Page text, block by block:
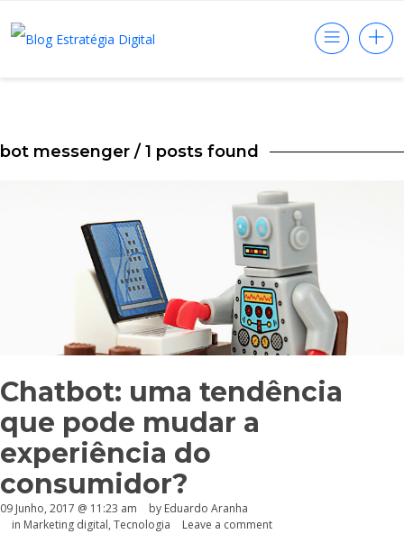
bot messenger / 1 posts found
Chatbot: uma tendência
que pode mudar a
experiência do
consumidor?
09 Junho, 2017 @ 11:23 am by Eduardo Aranha
in Marketing digital, Tecnologia Leave a comment